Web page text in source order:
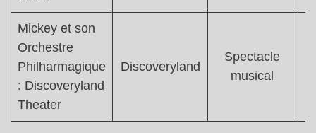
Mickey et son
Orchestre
Philharmagique
: Discoveryland
Theater
Discoveryland
Spectacle
musical